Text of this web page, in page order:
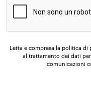
Letta e compresa la politica di
al trattamento dei dati
comunicazioni